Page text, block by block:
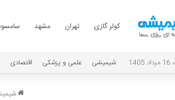
کولر گازی تهران مشهد
شیمیشی علمی و پزشکی اقتصادی